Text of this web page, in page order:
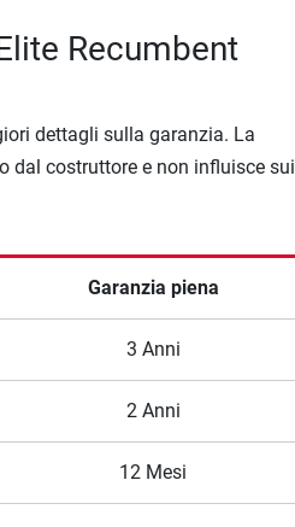
Recumbent
dettagli sulla garanzia. La
dal costruttore e non influisce sui
Garanzia piena
3 Anni
2 Anni
12 Mesi